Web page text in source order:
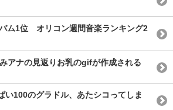
ム1位 オリコン週間音楽ランキング2
みアナの見返りお乳のgifが作成される
い100のグラドル、あたシコってしま